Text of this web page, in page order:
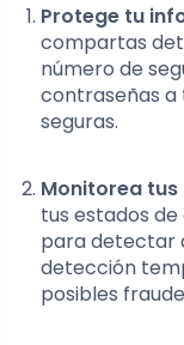
Protege tu
compartas
número de
contraseñas a
seguras.
Monitorea
tus estados
para detectar
detección
posibles